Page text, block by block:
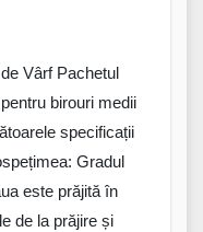
Vârf Pachetul
birouri medii
specificații
Gradul
este prăjită în
de la prăjire și